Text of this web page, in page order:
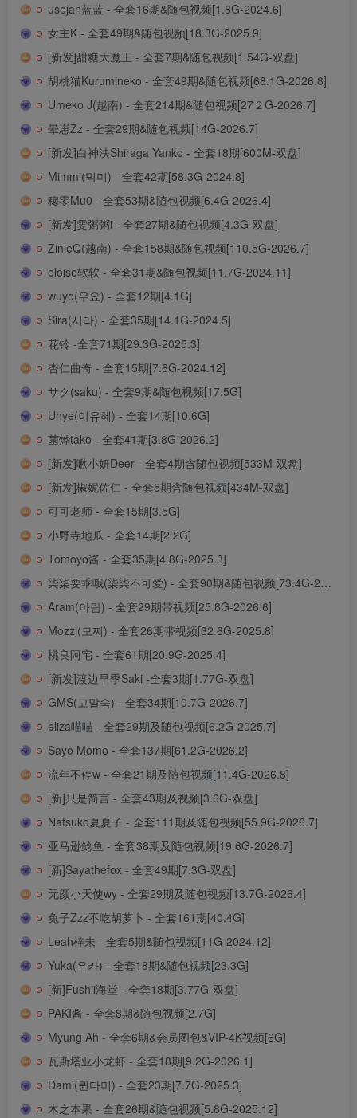
usejan蓝蓝 - 全套16期&随包视频[1.8G-2024.6]
女主K - 全套49期&随包视频[18.3G-2025.9]
[新发]甜糖大魔王 - 全套7期&随包视频[1.54G-双盘]
胡桃猫Kurumineko - 全套49期&随包视频[68.1G-2026.8]
Umeko J(越南) - 全套214期&随包视频[27２G-2026.7]
晕崽Zz - 全套29期&随包视频[14G-2026.7]
[新发]白神泱Shiraga Yanko - 全套18期[600M-双盘]
Mimmi(밈미) - 全套42期[58.3G-2024.8]
穆零Mu0 - 全套53期&随包视频[6.4G-2026.4]
[新发]雯粥粥i - 全套27期&随包视频[4.3G-双盘]
ZinieQ(越南) - 全套158期&随包视频[110.5G-2026.7]
eloise软软 - 全套31期&随包视频[11.7G-2024.11]
wuyo(우요) - 全套12期[4.1G]
Sira(시라) - 全套35期[14.1G-2024.5]
花铃 -全套71期[29.3G-2025.3]
杏仁曲奇 - 全套15期[7.6G-2024.12]
サク(saku) - 全套9期&随包视频[17.5G]
Uhye(이유혜) - 全套14期[10.6G]
菌烨tako - 全套41期[3.8G-2026.2]
[新发]啾小妍Deer - 全套4期含随包视频[533M-双盘]
[新发]椒妮佐仁 - 全套5期含随包视频[434M-双盘]
可可老师 - 全套15期[3.5G]
小野寺地瓜 - 全套14期[2.2G]
Tomoyo酱 - 全套35期[4.8G-2025.3]
柒柒要乖哦(柒柒不可爱) - 全套90期&随包视频[73.4G-2026.7]
Aram(아람) - 全套29期带视频[25.8G-2026.6]
Mozzi(모찌) - 全套26期带视频[32.6G-2025.8]
桃良阿宅 - 全套61期[20.9G-2025.4]
[新发]渡边早季Saki -全套3期[1.77G-双盘]
GMS(고말숙) - 全套34期[10.7G-2026.7]
eliza喵喵 - 全套29期及随包视频[6.2G-2025.7]
Sayo Momo - 全套137期[61.2G-2026.2]
流年不停w - 全套21期及随包视频[11.4G-2026.8]
[新]只是简言 - 全套43期及视频[3.6G-双盘]
Natsuko夏夏子 - 全套111期及随包视频[55.9G-2026.7]
亚马逊鲶鱼 - 全套38期及随包视频[19.6G-2026.7]
[新]Sayathefox - 全套49期[7.3G-双盘]
无颜小天使wy - 全套29期及随包视频[13.7G-2026.4]
兔子Zzz不吃胡萝卜 - 全套161期[40.4G]
Leah梓未 - 全套5期&随包视频[11G-2024.12]
Yuka(유카) - 全套18期&随包视频[23.3G]
[新]Fushii海堂 - 全套18期[3.77G-双盘]
PAKI酱 - 全套8期&随包视频[2.7G]
Myung Ah - 全套6期&会员图包&VIP-4K视频[6G]
瓦斯塔亚小龙虾 - 全套18期[9.2G-2026.1]
Dami(퀸다미) - 全套23期[7.7G-2025.3]
木之本果 - 全套26期&随包视频[5.8G-2025.12]